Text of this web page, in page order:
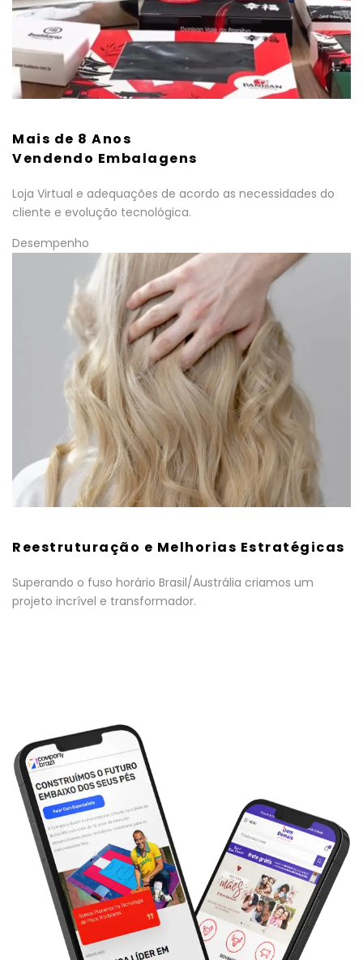
Mais de 8 Anos
Vendendo Embalagens
Loja Virtual e adequações de acordo as necessidades do
cliente e evolução tecnológica.
Desempenho
Reestruturação e Melhorias Estratégicas
Superando o fuso horário Brasil/Austrália criamos um
projeto incrível e transformador.